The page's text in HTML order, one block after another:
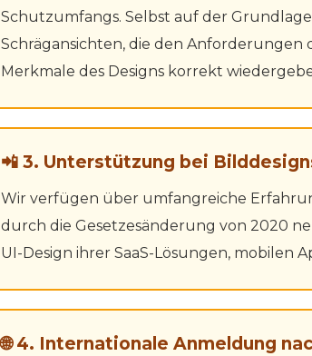
Schutzumfangs. Selbst auf der
Schrägansichten, die den
Merkmale des Designs korrekt
📲 3. Unterstützung bei
Wir verfügen über umfangreiche
durch die Gesetzesänderung von 2020
UI-Design ihrer SaaS-Lösungen, mobilen
🌐 4. Internationale Anmeldung